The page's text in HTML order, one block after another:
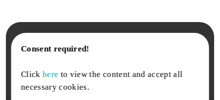
Consent required!
Clickhere to view the content and accept all
necessary cookies.